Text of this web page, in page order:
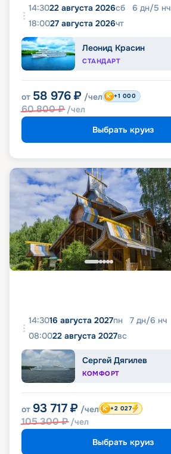
14:3022 августа 2026сб 6 дн/5 нч
18:0027 августа 2026чт
Леонид Красин
СТАНДАРТ
от 58 976 ₽ /чел
60 800₽ /чел
+1 000
Выбрать круиз
14:3016 августа 2027пн 7 дн/6 нч
08:0022 августа 2027вс
Сергей Дягилев
КОМФОРТ
от 93 717 ₽ /чел
105 300₽ /чел
+2 027
Выбрать круиз